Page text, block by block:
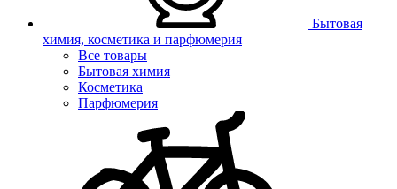
Бытовая
химия, косметика и парфюмерия
Все товары
Бытовая химия
Косметика
Парфюмерия